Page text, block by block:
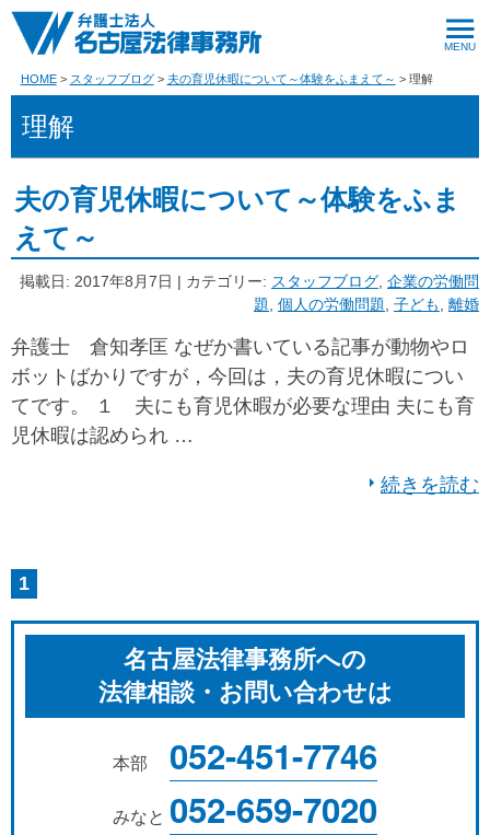
HOME スタッフブログ 夫の育児休暇について～体験をふまえて～ 理解
理解
夫の育児休暇について～体験をふま
えて～
掲載日: 2017年8月7日 | カテゴリー: スタッフブログ 企業の労働問
題 個人の労働問題 子ども 離婚
弁護士 倉知孝匡 なぜか書いている記事が動物やロ
ボットばかりですが，今回は，夫の育児休暇につい
てです。 １ 夫にも育児休暇が必要な理由 夫にも育
児休暇は認められ …
続きを読む
1
名古屋法律事務所への
法律相談・お問い合わせは
本部 052-451-7746
みなと 052-659-7020